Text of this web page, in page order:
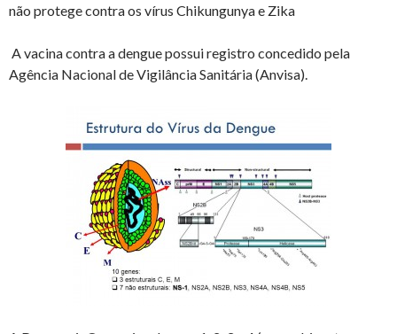
não protege contra os vírus Chikungunya e Zika
A vacina contra a dengue possui registro concedido pela
Agência Nacional de Vigilância Sanitária (Anvisa).